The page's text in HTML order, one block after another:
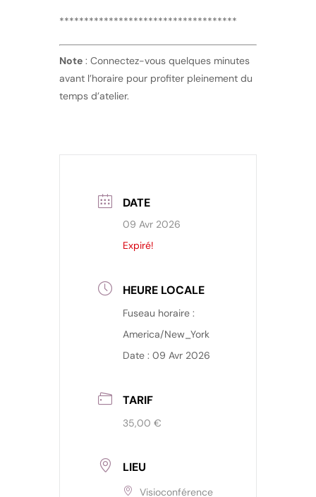
************************************
Note : Connectez-vous quelques minutes
avant l’horaire pour profiter pleinement du
temps d’atelier.
DATE
09 Avr 2026
Expiré!
HEURE LOCALE
Fuseau horaire :
America/New_York
Date : 09 Avr 2026
TARIF
35,00 €
LIEU
Visioconférence